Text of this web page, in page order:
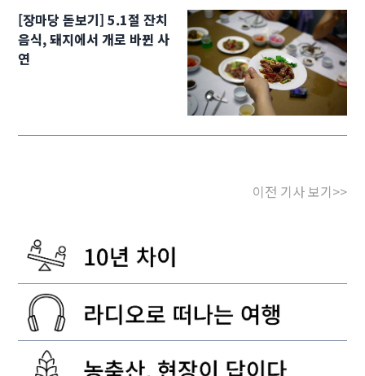
[장마당 돋보기] 5.1절 잔치
음식, 돼지에서 개로 바뀐 사
연
이전 기사 보기>>